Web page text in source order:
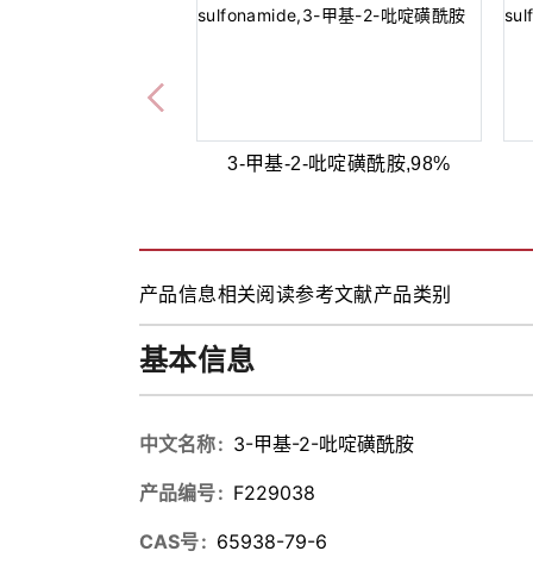
3-甲基-2-吡啶磺酰胺,98%
产品信息相关阅读参考文献产品类别
基本信息
中文名称 3-甲基-2-吡啶磺酰胺
产品编号 F229038
CAS号 65938-79-6